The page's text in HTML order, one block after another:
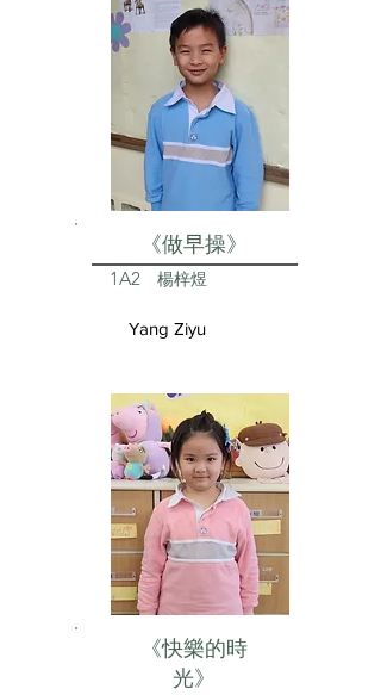
《做早操》
1A2 楊梓煜
Yang Ziyu
《快樂的時
光》